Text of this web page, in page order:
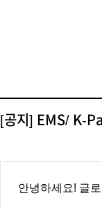
[공지] EMS/ K-
안녕하세요! 글